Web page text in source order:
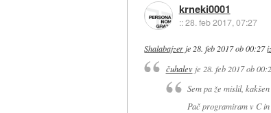
krneki0001
::28. feb 2017, 07:27
Shalabajzer je 28. feb 2017 ob 00:27
čuhalevje 28. feb 2017 ob
Sem pa že mislil,
Pač programiram v C